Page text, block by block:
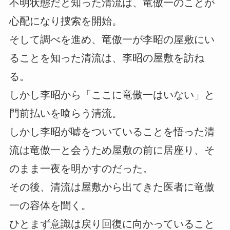
不明状態だと知った清流は、竜傲一のことが
心配になり捜索を開始。
そして調べを進め、竜傲一が李昭の屋敷にい
ることを知った清流は、李昭の屋敷を訪ね
る。
しかし李昭から「ここに竜傲一はいない」と
門前払いを喰らう清流。
しかし李昭が嘘をついていることを悟った清
流は竜傲一と会うため屋敷の前に居座り、そ
のまま一夜を明かすのだった。
その後、清流は屋敷から出てきた医者に竜傲
一の容体を聞く。
ひとまず意識は戻り回復に向かっていること